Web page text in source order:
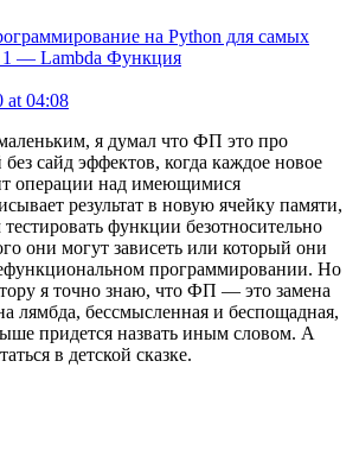
на Python для самых
— Lambda Функция
at 04:08
я думал что ФП это про
сайд эффектов, когда каждое новое
операции над имеющимися
результат в новую ячейку памяти,
функции безотносительно
они могут зависеть или который они
программировании. Но
я точно знаю, что ФП — это замена
лямбда, бессмысленная и беспощадная,
придется назвать иным словом. А
в детской сказке.